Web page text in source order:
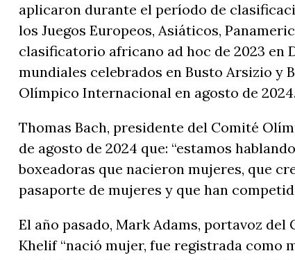
aplicaron durante el período de
los Juegos Europeos, Asiáticos,
clasificatorio africano ad hoc de 2023 en
mundiales celebrados en Busto Arsizio y
Olímpico Internacional en agosto de 2024.
Thomas Bach, presidente del Comité
de agosto de 2024 que: “estamos
boxeadoras que nacieron mujeres, que
pasaporte de mujeres y que han
El año pasado, Mark Adams, portavoz
Khelif “nació mujer, fue registrada como